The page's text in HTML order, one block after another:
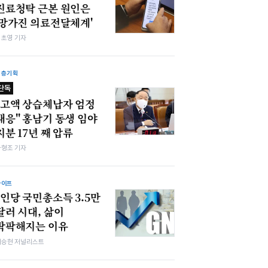
료청탁 근본 원인은
가진 의료전달체계'
영 기자
기획
독
액 상습체납자 엄정
응" 홍남기 동생 임야
분 17년 째 압류
조 기자
프
당 국민총소득 3.5만
러 시대, 삶이
팍해지는 이유
현 저널리스트